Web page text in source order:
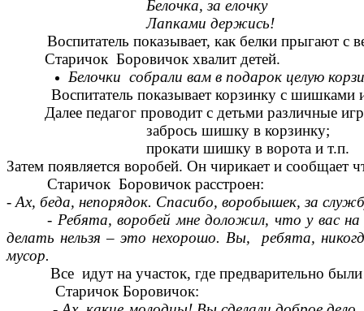
Белочка, за елочку
Лапками держись!
Воспитатель показывает, как белки прыгают с
Старичок Боровичок хвалит детей.
Белочки собрали вам в подарок целую
Воспитатель показывает корзинку с шишками и
Далее педагог проводит с детьми различные
забрось шишку в корзинку;
прокати шишку в ворота и т.п.
Затем появляется воробей. Он чирикает и сообщает
Старичок Боровичок расстроен:
- Ах, беда, непорядок. Спасибо, воробышек, за
- Ребята, воробей мне доложил, что у вас
делать нельзя – это нехорошо. Вы, ребята,
мусор.
Все идут на участок, где предварительно
Старичок Боровичок: